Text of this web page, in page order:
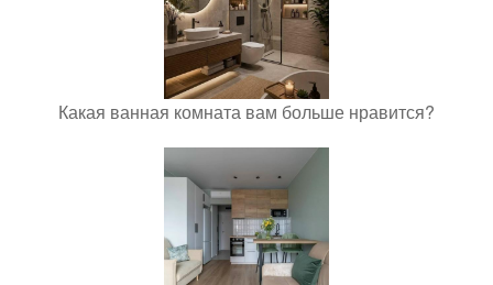
Какая ванная комната вам больше нравится?